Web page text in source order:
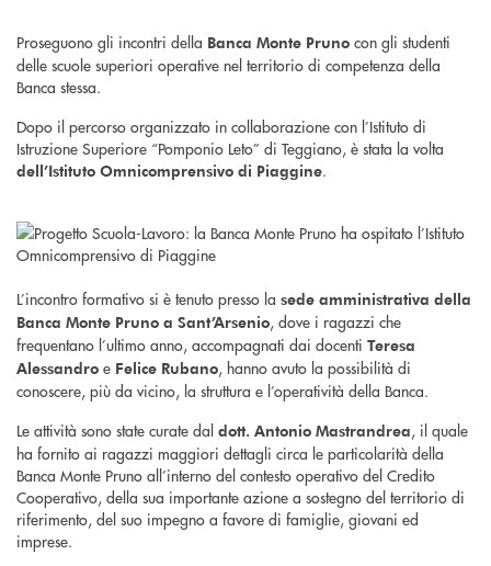
Proseguono gli incontri della Banca Monte Pruno con gli studenti
delle scuole superiori operative nel territorio di competenza della
Banca stessa.
Dopo il percorso organizzato in collaborazione con l’Istituto di
Istruzione Superiore “Pomponio Leto” di Teggiano, è stata la volta
dell’Istituto Omnicomprensivo di Piaggine.
L’incontro formativo si è tenuto presso la sede amministrativa della
Banca Monte Pruno a Sant’Arsenio, dove i ragazzi che
frequentano l’ultimo anno, accompagnati dai docenti Teresa
Alessandro e Felice Rubano, hanno avuto la possibilità di
conoscere, più da vicino, la struttura e l’operatività della Banca.
Le attività sono state curate dal dott. Antonio Mastrandrea, il quale
ha fornito ai ragazzi maggiori dettagli circa le particolarità della
Banca Monte Pruno all’interno del contesto operativo del Credito
Cooperativo, della sua importante azione a sostegno del territorio di
riferimento, del suo impegno a favore di famiglie, giovani ed
imprese.